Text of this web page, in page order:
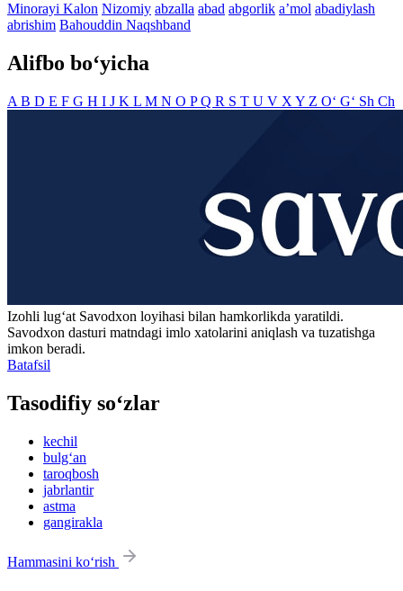
Minorayi Kalon Nizomiy abzalla abad abgorlik aʼmol abadiylash
abrishim Bahouddin Naqshband
Alifbo bo‘yicha
A B D E F G H I J K L M N O PQ R S T U V X Y Z O‘ G‘ Sh Ch
Izohli lugʻat Savodxon loyihasi bilan hamkorlikda yaratildi.
Savodxon dasturi matndagi imlo xatolarini aniqlash va tuzatishga
imkon beradi.
Batafsil
Tasodifiy so‘zlar
kechil
bulg‘an
taroqbosh
jabrlantir
astma
gangirakla
Hammasini ko‘rish